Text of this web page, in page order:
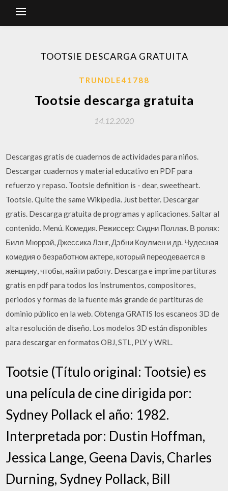
TOOTSIE DESCARGA GRATUITA
TRUNDLE41788
Tootsie descarga gratuita
14.12.2020
Descargas gratis de cuadernos de actividades para niños.
Descargar cuadernos y material educativo en PDF para
refuerzo y repaso. Tootsie definition is - dear, sweetheart.
Tootsie. Quite the same Wikipedia. Just better. Descargar
gratis. Descarga gratuita de programas y aplicaciones. Saltar al
contenido. Menú. Комедия. Режиссер: Сидни Поллак. В ролях:
Билл Мюррэй, Джессика Лэнг, Дэбни Коулмен и др. Чудесная
комедия о безработном актере, который переодевается в
женщину, чтобы, найти работу. Descarga e imprime partituras
gratis en pdf para todos los instrumentos, compositores,
periodos y formas de la fuente más grande de partituras de
dominio público en la web. Obtenga GRATIS los escaneos 3D de
alta resolución de diseño. Los modelos 3D están disponibles
para descargar en formatos OBJ, STL, PLY y WRL.
Tootsie (Título original: Tootsie) es
una película de cine dirigida por:
Sydney Pollack el año: 1982.
Interpretada por: Dustin Hoffman,
Jessica Lange, Geena Davis, Charles
Durning, Sydney Pollack, Bill